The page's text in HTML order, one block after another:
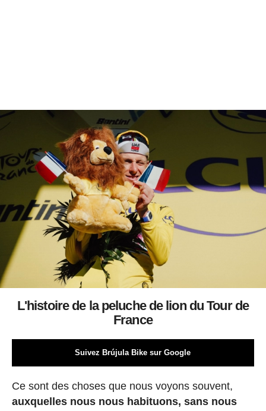
L'histoire de la peluche de lion du Tour de
France
Suivez Brújula Bike sur Google
Ce sont des choses que nous voyons souvent,
auxquelles nous nous habituons, sans nous